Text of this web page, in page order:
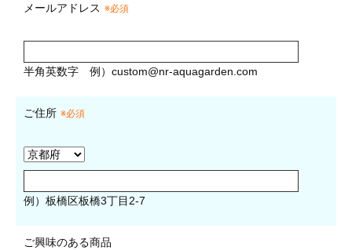
メールアドレス ※必須
半角英数字 例） custom@nr-aquagarden.com
ご住所 ※必須
例）板橋区板橋3丁目2-7
ご興味のある商品